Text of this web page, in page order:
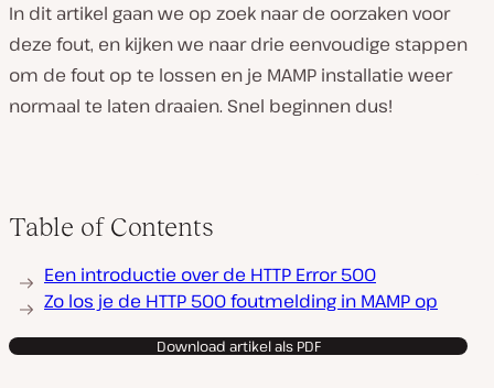
In dit artikel gaan we op zoek naar de oorzaken voor
deze fout, en kijken we naar drie eenvoudige stappen
om de fout op te lossen en je MAMP installatie weer
normaal te laten draaien. Snel beginnen dus!
Table of Contents
Een introductie over de HTTP Error 500
Zo los je de HTTP 500 foutmelding in MAMP op
Download artikel als PDF